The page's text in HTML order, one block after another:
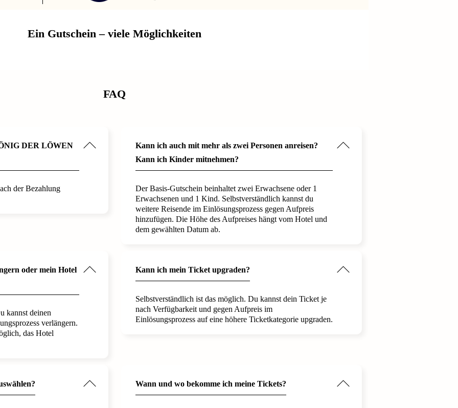
Ein Gutschein – viele Möglichkeiten
FAQ
DER LÖWEN
der Bezahlung
Kann ich auch mit mehr als zwei Personen anreisen?
Kann ich Kinder mitnehmen?
Der Basis-Gutschein beinhaltet zwei Erwachsene oder 1
Erwachsenen und 1 Kind. Selbstverständlich kannst du
weitere Reisende im Einlösungsprozess gegen Aufpreis
hinzufügen. Die Höhe des Aufpreises hängt vom Hotel und
dem gewählten Datum ab.
oder mein Hotel
kannst deinen
verlängern.
das Hotel
Kann ich mein Ticket upgraden?
Selbstverständlich ist das möglich. Du kannst dein Ticket je
nach Verfügbarkeit und gegen Aufpreis im
Einlösungsprozess auf eine höhere Ticketkategorie upgraden.
Wann und wo bekomme ich meine Tickets?